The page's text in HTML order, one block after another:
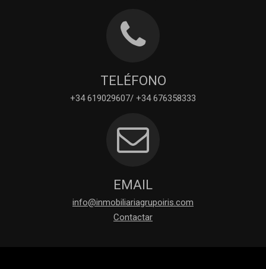
TELÉFONO
+34 619029607/ +34 676358333
EMAIL
info@inmobiliariagrupoiris.com
Contactar